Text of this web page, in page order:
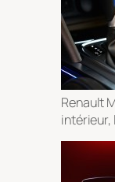
Renault
intérieur,